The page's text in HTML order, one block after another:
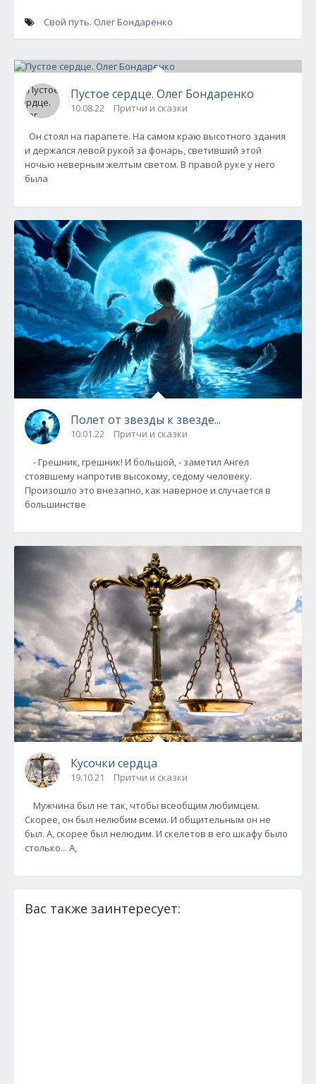
Свой путь. Олег Бондаренко
Пустое сердце. Олег Бондаренко
10.08.22 Притчи и сказки
Он стоял на парапете. На самом краю высотного здания
и держался левой рукой за фонарь, светивший этой
ночью неверным желтым светом. В правой руке у него
была
Полет от звезды к звезде...
10.01.22 Притчи и сказки
стоявшему напротив высокому, седому человеку.
Произошло это внезапно, как наверное и случается в
большинстве
Кусочки сердца
19.10.21 Притчи и сказки
Мужчина был не так, чтобы всеобщим любимцем.
Скорее, он был нелюбим всеми. И общительным он не
был. А, скорее был нелюдим. И скелетов в его шкафу было
столько... А,
Вас также заинтересует: